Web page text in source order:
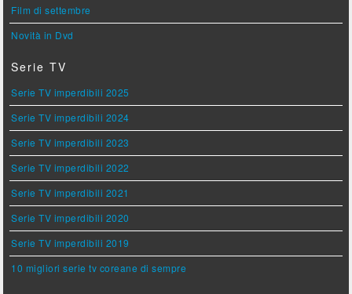
Film di settembre
Novità in Dvd
Serie TV
Serie TV imperdibili 2025
Serie TV imperdibili 2024
Serie TV imperdibili 2023
Serie TV imperdibili 2022
Serie TV imperdibili 2021
Serie TV imperdibili 2020
Serie TV imperdibili 2019
10 migliori serie tv coreane di sempre